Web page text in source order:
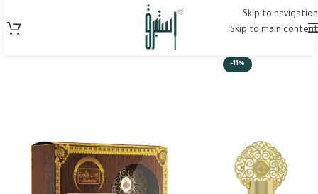
Skip to navigation
Skip to main content
-11%